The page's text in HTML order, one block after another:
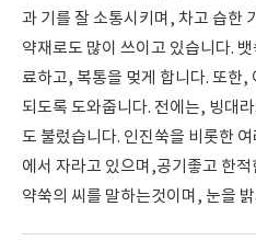
과 기를 잘 소통시키며, 차고 습한
약재로도 많이 쓰이고 있습니다.
료하고, 복통을 멎게 합니다. 또한,
되도록 도와줍니다. 전에는, 빙대
도 불렀습니다. 인진쑥을 비롯한
에서 자라고 있으며,공기좋고 한적
약쑥의 씨를 말하는것이며, 눈을